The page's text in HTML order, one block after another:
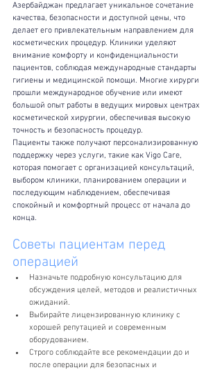
Азербайджан предлагает уникальное сочетание
качества, безопасности и доступной цены, что
делает его привлекательным направлением для
косметических процедур. Клиники уделяют
внимание комфорту и конфиденциальности
пациентов, соблюдая международные стандарты
гигиены и медицинской помощи. Многие хирурги
прошли международное обучение или имеют
большой опыт работы в ведущих мировых центрах
косметической хирургии, обеспечивая высокую
точность и безопасность процедур.
Пациенты также получают персонализированную
поддержку через услуги, такие как Vigo Care,
которая помогает с организацией консультаций,
выбором клиники, планированием операции и
последующим наблюдением, обеспечивая
спокойный и комфортный процесс от начала до
конца.
Советы пациентам перед
операцией
Назначьте подробную консультацию для
обсуждения целей, методов и реалистичных
ожиданий.
Выбирайте лицензированную клинику с
хорошей репутацией и современным
оборудованием.
Строго соблюдайте все рекомендации до и
после операции для безопасных и